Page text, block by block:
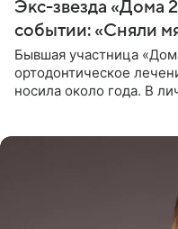
Экс-звезда «Дома
событии: «Сняли
Бывшая участница
ортодонтическое
носила около года. В